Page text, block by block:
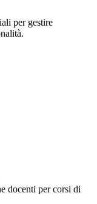
per gestire
docenti per corsi di